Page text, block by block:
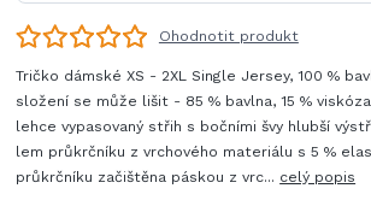
Ohodnotit produkt
Tričko dámské XS - 2XL Single Jersey, 100 %
složení se může lišit - 85 % bavlna, 15 %
lehce vypasovaný střih s bočními švy hlubší
lem průkrčníku z vrchového materiálu s 5 %
průkrčníku začištěna páskou z vrc... celý popis